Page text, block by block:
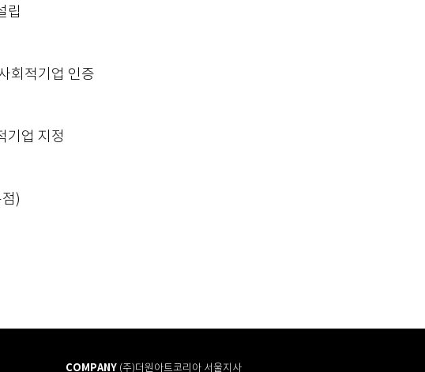
립
회적기업 인증
기업 지정
)
COMPANY(주)더원아트코리아 서울지사